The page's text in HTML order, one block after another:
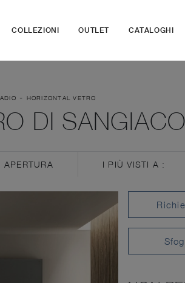
COLLEZIONI OUTLET CATALOGHI
- HORIZONTAL VETRO
DI
APERTURA I PIÙ VISTI A :